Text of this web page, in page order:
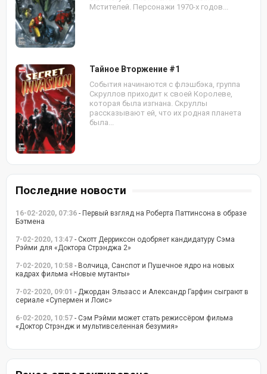
Мстителей. Персонажи 1970-х годов...
Тайное Вторжение #1
События начинаются с флэшбэка, группа
Скруллов приходит к своей Королеве,
которая была изгнана. Скруллы
рассказывают ей, что их родная планета
была...
Последние новости
16-02-2020, 07:36 - Первый взгляд на Роберта Паттинсона в образе
Бэтмена
7-02-2020, 13:47 - Скотт Дерриксон одобряет кандидатуру Сэма
Рэйми для «Доктора Стрэнджа 2»
7-02-2020, 10:58 - Волчица, Санспот и Пушечное ядро на новых
кадрах фильма «Новые мутанты»
7-02-2020, 09:01 - Джордан Эльзасс и Александр Гарфин сыграют в
сериале «Супермен и Лоис»
6-02-2020, 10:57 - Сэм Рэйми может стать режиссёром фильма
«Доктор Стрэндж и мультивселенная безумия»